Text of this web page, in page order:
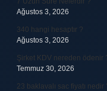
Ağustos 3, 2026
340 hangi hesaptır ?
Ağustos 3, 2026
Şirket KDV nereden ödenir
Temmuz 30, 2026
23 baklavalı sac fiyatı nedir